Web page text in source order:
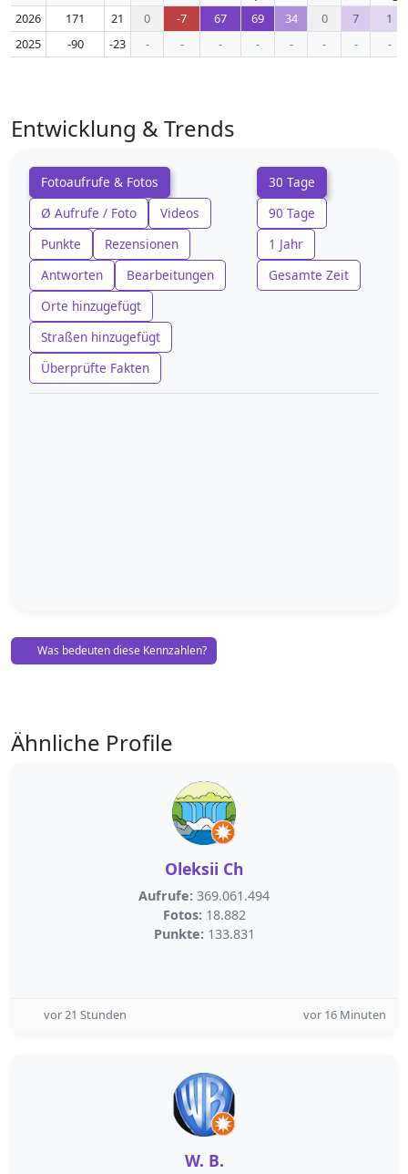
2026 171 21 0 -7 67 69 34 0 7
1
2025
-90 -23 - - - - - - - -
Entwicklung & Trends
Fotoaufrufe & Fotos
Ø Aufrufe / Foto
Videos
Punkte
Rezensionen
Antworten
Bearbeitungen
Orte hinzugefügt
Straßen hinzugefügt
Überprüfte Fakten
30 Tage
90 Tage
1 Jahr
Gesamte Zeit
Was bedeuten diese Kennzahlen?
Ähnliche Profile
Oleksii Ch
Aufrufe: 369.061.494
Fotos: 18.882
Punkte: 133.831
vor 21 Stunden vor 16 Minuten
W. B.